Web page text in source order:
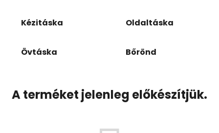
Kézitáska Oldaltáska
Övtáska Bőrönd
A terméket jelenleg előkészítjük.